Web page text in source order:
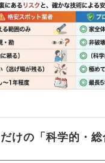
けの「科学的・